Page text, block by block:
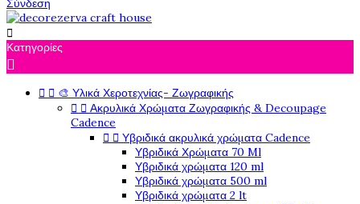
Σύνδεση

Κατηγορίες

  🎨 Υλικά Χεροτεχνίας- Ζωγραφικής
  Ακρυλικά Χρώματα Ζωγραφικής & Decoupage
Cadence
  Υβριδικά ακρυλικά χρώματα Cadence
Υβριδικά Χρώματα 70 Ml
Υβριδικά χρώματα 120 ml
Υβριδικά χρώματα 500 ml
Υβριδικά χρώματα 2 lt